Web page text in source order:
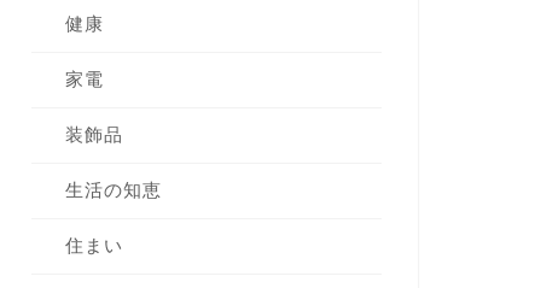
健康
家電
装飾品
生活の知恵
住まい